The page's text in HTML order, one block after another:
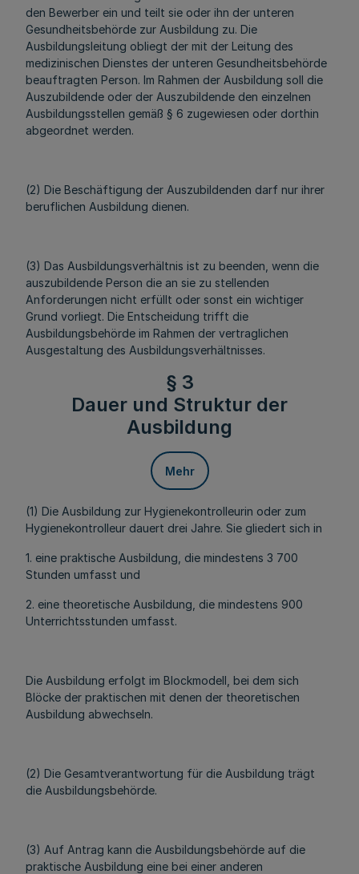
den Bewerber ein und teilt sie oder ihn der unteren
Gesundheitsbehörde zur Ausbildung zu. Die
Ausbildungsleitung obliegt der mit der Leitung des
medizinischen Dienstes der unteren Gesundheitsbehörde
beauftragten Person. Im Rahmen der Ausbildung soll die
Auszubildende oder der Auszubildende den einzelnen
Ausbildungsstellen gemäß § 6 zugewiesen oder dorthin
abgeordnet werden.
(2) Die Beschäftigung der Auszubildenden darf nur ihrer
beruflichen Ausbildung dienen.
(3) Das Ausbildungsverhältnis ist zu beenden, wenn die
auszubildende Person die an sie zu stellenden
Anforderungen nicht erfüllt oder sonst ein wichtiger
Grund vorliegt. Die Entscheidung trifft die
Ausbildungsbehörde im Rahmen der vertraglichen
Ausgestaltung des Ausbildungsverhältnisses.
§ 3
Dauer und Struktur der
Ausbildung
Mehr
(1) Die Ausbildung zur Hygienekontrolleurin oder zum
Hygienekontrolleur dauert drei Jahre. Sie gliedert sich in
1. eine praktische Ausbildung, die mindestens 3 700
Stunden umfasst und
2. eine theoretische Ausbildung, die mindestens 900
Unterrichtsstunden umfasst.
Die Ausbildung erfolgt im Blockmodell, bei dem sich
Blöcke der praktischen mit denen der theoretischen
Ausbildung abwechseln.
(2) Die Gesamtverantwortung für die Ausbildung trägt
die Ausbildungsbehörde.
(3) Auf Antrag kann die Ausbildungsbehörde auf die
praktische Ausbildung eine bei einer anderen